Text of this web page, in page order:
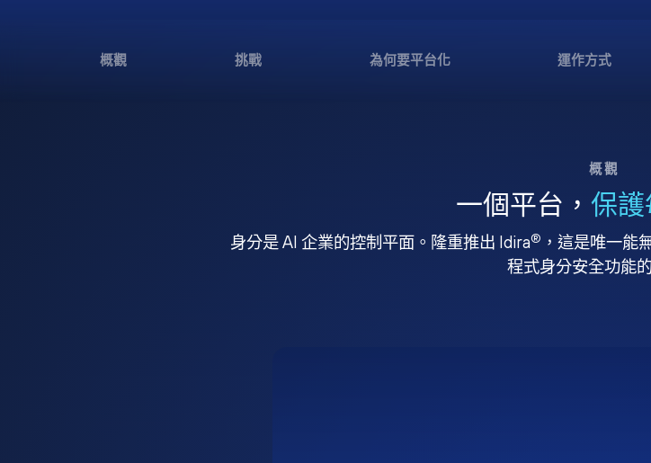
概觀 挑戰 為何要平台化 運作方式
概觀
一個平台， 保
身分是 AI 企業的控制平面。隆重推出 Idira® ，這是唯一能
程式身分安全功能